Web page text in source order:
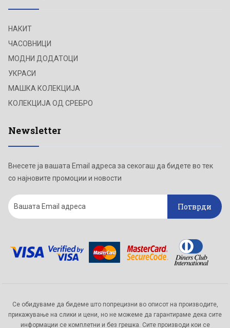
НАКИТ
ЧАСОВНИЦИ
МОДНИ ДОДАТОЦИ
УКРАСИ
МАШКА КОЛЕКЦИЈА
КОЛЕКЦИЈА ОД СРЕБРО
Newsletter
Внесете ја вашата Email адреса за секогаш да бидете во тек
со најновите промоции и новости
Потврди
Се обидуваме да бидеме што попрецизни во описот на производите,
прикажување на слики и цени, но не можеме да гарантираме дека сите
информации се комплетни и без грешка. Сите производи кои се